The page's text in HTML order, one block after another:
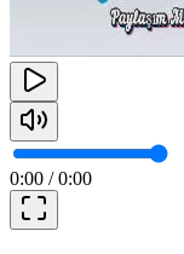
0:00 /0:00